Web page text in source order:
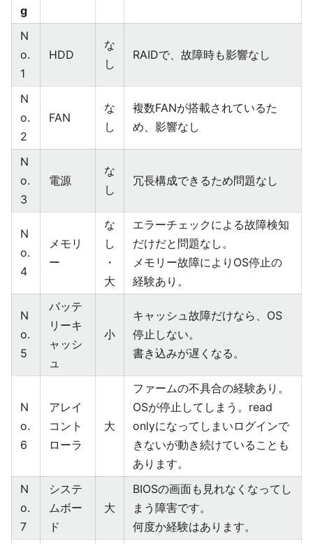
g
N
o.
1
HDD
な
し
RAIDで、故障時も影響なし
N
o.
2
FAN
な
し
複数FANが搭載されているた
め、影響なし
N
o.
3
電源
な
し
冗長構成できるため問題なし
N
o.
4
メモリ
ー
な
し
・
大
エラーチェックによる故障検知
だけだと問題なし。
メモリー故障によりOS停止の
経験あり。
N
o.
5
バッテ
リーキ
ャッシ
ュ
小
キャッシュ故障だけなら、OS
停止しない。
書き込みが遅くなる。
N
o.
6
アレイ
コント
ローラ
大
ファームの不具合の経験あり。
OSが停止してしまう。read
onlyになってしまいログインで
きないが動き続けていることも
あります。
N
o.
7
システ
ムボー
ド
大
BIOSの画面も見れなくなってし
まう障害です。
何度か経験はあります。